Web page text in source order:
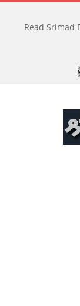
Read Srimad